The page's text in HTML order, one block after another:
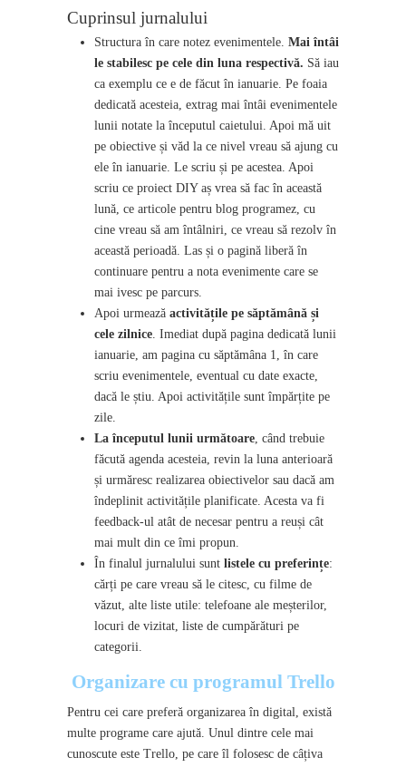
Cuprinsul jurnalului
Structura în care notez evenimentele. Mai întâi
le stabilesc pe cele din luna respectivă. Să iau
ca exemplu ce e de făcut în ianuarie. Pe foaia
dedicată acesteia, extrag mai întâi evenimentele
lunii notate la începutul caietului. Apoi mă uit
pe obiective și văd la ce nivel vreau să ajung cu
ele în ianuarie. Le scriu și pe acestea. Apoi
scriu ce proiect DIY aș vrea să fac în această
lună, ce articole pentru blog programez, cu
cine vreau să am întâlniri, ce vreau să rezolv în
această perioadă. Las și o pagină liberă în
continuare pentru a nota evenimente care se
mai ivesc pe parcurs.
Apoi urmează activitățile pe săptămână și
cele zilnice. Imediat după pagina dedicată lunii
ianuarie, am pagina cu săptămâna 1, în care
scriu evenimentele, eventual cu date exacte,
dacă le știu. Apoi activitățile sunt împărțite pe
zile.
La începutul lunii următoare, când trebuie
făcută agenda acesteia, revin la luna anterioară
și urmăresc realizarea obiectivelor sau dacă am
îndeplinit activitățile planificate. Acesta va fi
feedback-ul atât de necesar pentru a reuși cât
mai mult din ce îmi propun.
În finalul jurnalului sunt listele cu preferințe:
cărți pe care vreau să le citesc, cu filme de
văzut, alte liste utile: telefoane ale meșterilor,
locuri de vizitat, liste de cumpărături pe
categorii.
Organizare cu programul Trello
Pentru cei care preferă organizarea în digital, există
multe programe care ajută. Unul dintre cele mai
cunoscute este Trello, pe care îl folosesc de câțiva